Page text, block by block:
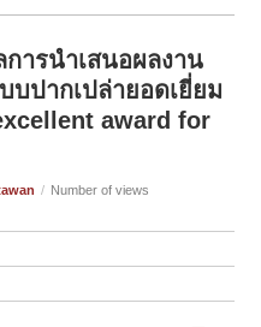
การนำเสนอผลงาน
บปากเปล่ายอดเยี่ยม
award for
/ Number of views